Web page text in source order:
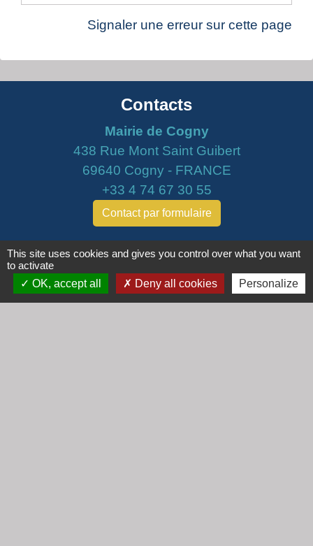
Signaler une erreur sur cette page
Contacts
Mairie de Cogny
438 Rue Mont Saint Guibert
69640 Cogny - FRANCE
+33 4 74 67 30 55
Contact par formulaire
Horaires
Lundi : 16h30 - 18h30
Mardi : 8h30 - 12h00
This site uses cookies and gives you control over what you want
to activate
OK, accept all
Deny all cookies Personalize